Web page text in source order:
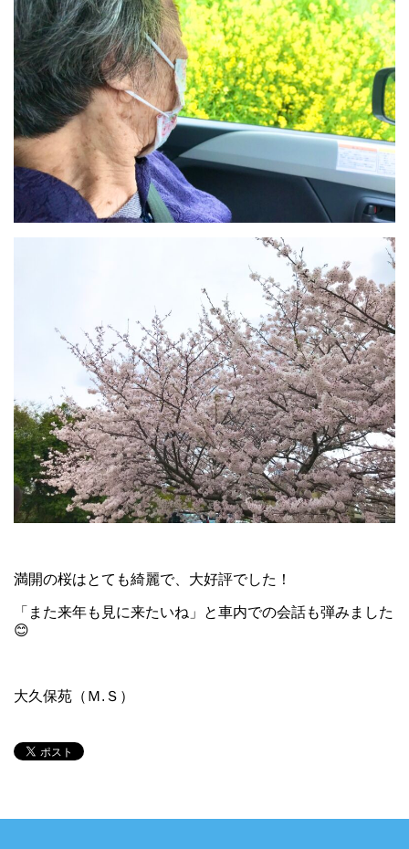
満開の桜はとても綺麗で、大好評でした！
「また来年も見に来たいね」と車内での会話も弾みました
😊
大久保苑（Ｍ.Ｓ）